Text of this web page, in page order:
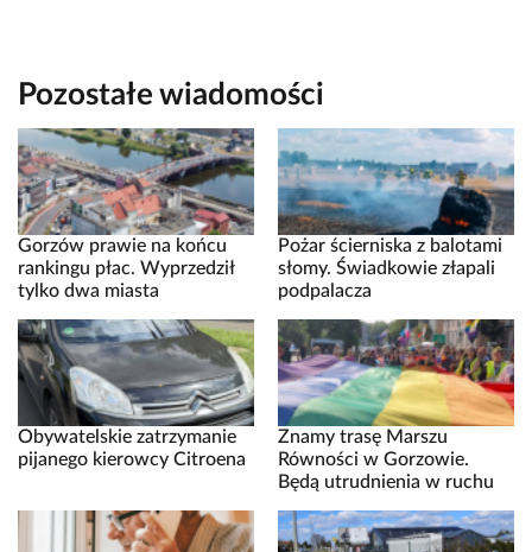
Pozostałe wiadomości
Gorzów prawie na końcu
rankingu płac. Wyprzedził
tylko dwa miasta
Pożar ścierniska z balotami
słomy. Świadkowie złapali
podpalacza
Obywatelskie zatrzymanie
pijanego kierowcy Citroena
Znamy trasę Marszu
Równości w Gorzowie.
Będą utrudnienia w ruchu